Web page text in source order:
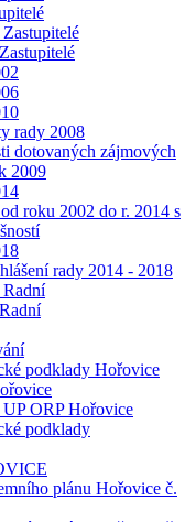
rady 2008
dotovaných zájmových
2009
roku 2002 do r. 2014 s
rady 2014 - 2018
Radní
podklady Hořovice
ORP Hořovice
podklady
plánu Hořovice č.